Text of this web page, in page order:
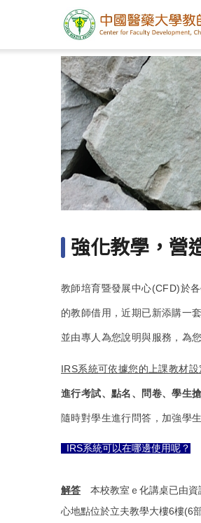
強化教學，營
教師培育暨發展中心(CFD)於
的教師借用，近期已新添購一
並由專人為您說明與服務，為
IRS系統可依據您的上課教材
進行考試、點名、問卷、學生
隨時對學生進行問答，加強學
IRS系統可以在哪邊使用呢？
解答 本校教室ｅ化講桌已由資
心地點位於立夫教學大樓6樓(6